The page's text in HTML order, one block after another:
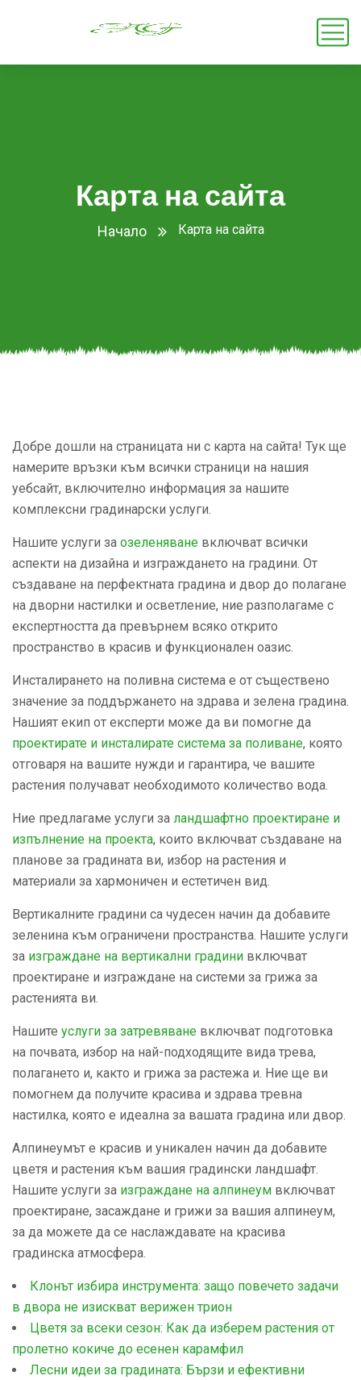
Карта на сайта
Начало Карта на сайта
Добре дошли на страницата ни с карта на сайта! Тук ще
намерите връзки към всички страници на нашия
уебсайт, включително информация за нашите
комплексни градинарски услуги.
Нашите услуги за озеленяване включват всички
аспекти на дизайна и изграждането на градини. От
създаване на перфектната градина и двор до полагане
на дворни настилки и осветление, ние разполагаме с
експертността да превърнем всяко открито
пространство в красив и функционален оазис.
Инсталирането на поливна система е от съществено
значение за поддържането на здрава и зелена градина.
Нашият екип от експерти може да ви помогне да
проектирате и инсталирате система за поливане, която
отговаря на вашите нужди и гарантира, че вашите
растения получават необходимото количество вода.
Ние предлагаме услуги за ландшафтнo проектиране и
изпълнение на проекта, които включват създаване на
планове за градината ви, избор на растения и
материали за хармоничен и естетичен вид.
Вертикалните градини са чудесен начин да добавите
зеленина към ограничени пространства. Нашите услуги
за изграждане на вертикални градини включват
проектиране и изграждане на системи за грижа за
растенията ви.
Нашите услуги за затревяване включват подготовка
на почвата, избор на най-подходящите вида трева,
полагането и, както и грижа за растежа и. Ние ще ви
помогнем да получите красива и здрава тревна
настилка, която е идеална за вашата градина или двор.
Алпинеумът е красив и уникален начин да добавите
цветя и растения към вашия градински ландшафт.
Нашите услуги за изграждане на алпинеум включват
проектиране, засаждане и грижи за вашия алпинеум,
за да можете да се наслаждавате на красива
градинска атмосфера.
Клонът избира инструмента: защо повечето задачи
в двора не изискват верижен трион
Цветя за всеки сезон: Как да изберем растения от
пролетно кокиче до есенен карамфил
Лесни идеи за градината: Бързи и ефективни